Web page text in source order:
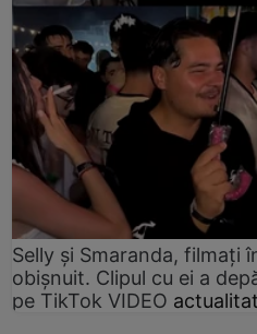
Selly și Smaranda, filmați
obișnuit. Clipul cu ei a
pe TikTok VIDEO